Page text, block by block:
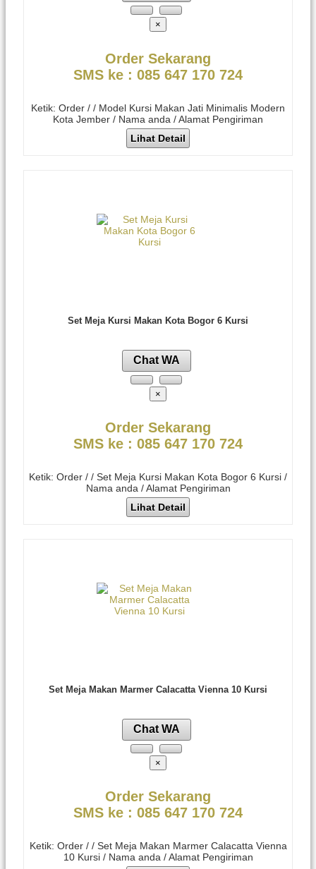
×
Order Sekarang
SMS ke : 085 647 170 724
Ketik: Order / / Model Kursi Makan Jati Minimalis Modern
Kota Jember / Nama anda / Alamat Pengiriman
Lihat Detail
Set Meja Kursi Makan Kota Bogor 6 Kursi
Chat WA
×
Order Sekarang
SMS ke : 085 647 170 724
Ketik: Order / / Set Meja Kursi Makan Kota Bogor 6 Kursi /
Nama anda / Alamat Pengiriman
Lihat Detail
Set Meja Makan Marmer Calacatta Vienna 10 Kursi
Chat WA
×
Order Sekarang
SMS ke : 085 647 170 724
Ketik: Order / / Set Meja Makan Marmer Calacatta Vienna
10 Kursi / Nama anda / Alamat Pengiriman